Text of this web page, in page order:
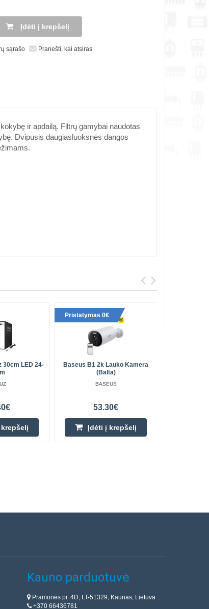
Įdėti į krepšelį
sąrašo Pranešti, kai atsiras
ir apdailą. Filtrų gamybai naudotas
Dvipusis daugiasluoksnės dangos
30cm LED 24-
Pristatymas 0€
Baseus B1 2k Lauko Kamera
(balta)
BASEUS
53.30€
Įdėti į krepšelį
Kauno parduotuvė
Pramonės pr. 4D, LT-51329, Kaunas, Lietuva
+370 66436781